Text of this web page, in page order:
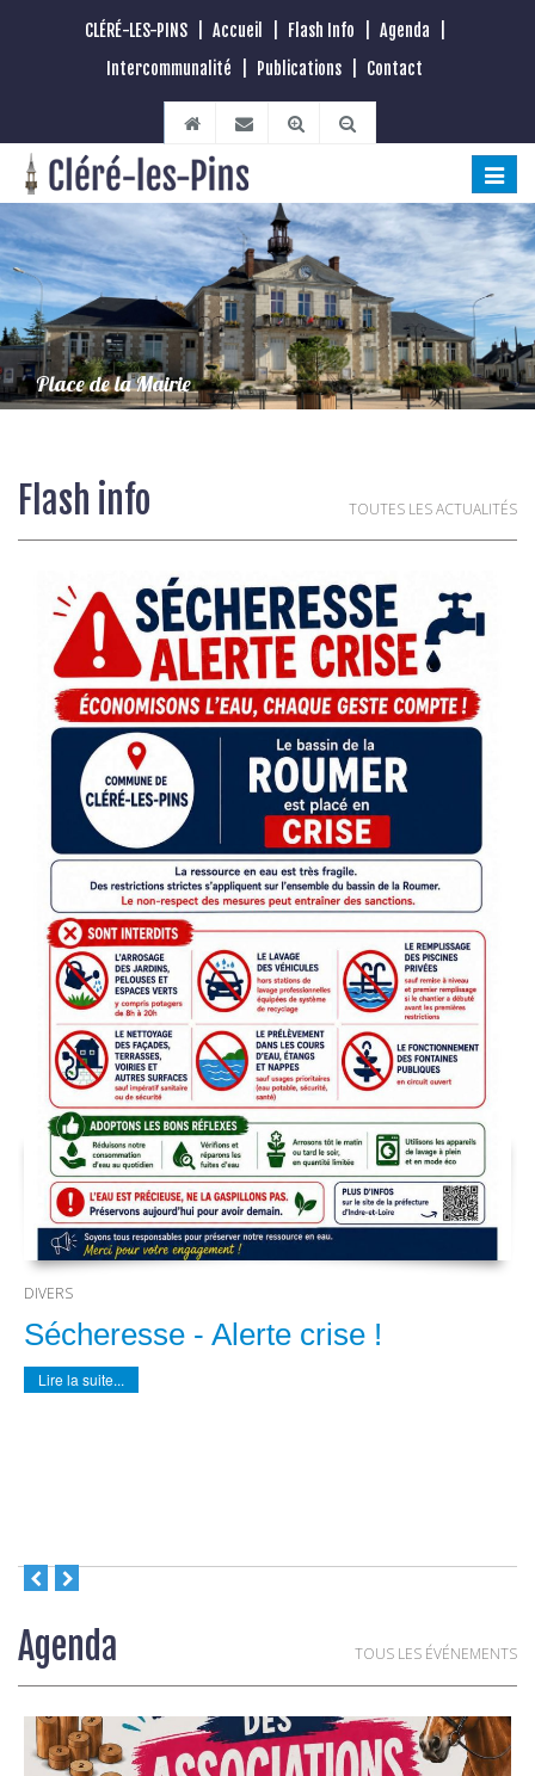
CLÉRÉ-LES-PINS Accueil Flash Info Agenda
Intercommunalité
Publications Contact
Toggle
Place de la Mairie
Flash info TOUTES LES ACTUALITÉS
DIVERS
Sécheresse - Alerte crise !
Lire la suite...
Agenda TOUS LES ÉVÉNEMENTS